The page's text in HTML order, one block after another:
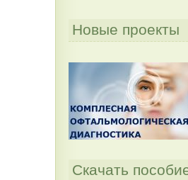
Новые проекты
Скачать